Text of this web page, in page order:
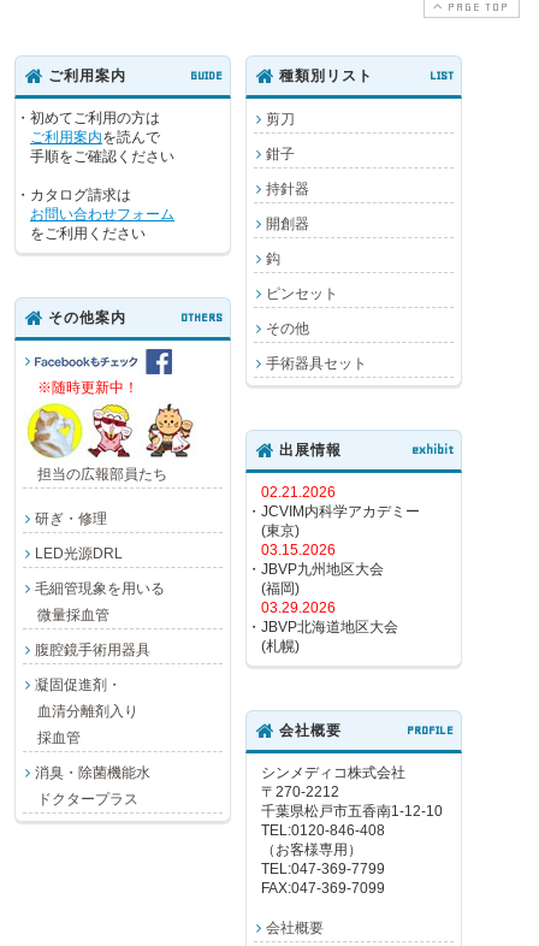
PAGE TOP
ご利用案内 GUIDE
・初めてご利用の方は
ご利用案内を読んで
手順をご確認ください
・カタログ請求は
お問い合わせフォーム
をご利用ください
種類別リスト LIST
剪刀
鉗子
持針器
開創器
鈎
ピンセット
その他
手術器具セット
その他案内 OTHERS
※随時更新中！
担当の広報部員たち
研ぎ・修理
LED光源DRL
毛細管現象を用いる
微量採血管
腹腔鏡手術用器具
凝固促進剤・
血清分離剤入り
採血管
消臭・除菌機能水
ドクタープラス
出展情報 exhibit
02.21.2026
・JCVIM内科学アカデミー
(東京)
03.15.2026
・JBVP九州地区大会
(福岡)
03.29.2026
・JBVP北海道地区大会
(札幌)
会社概要 PROFILE
シンメディコ株式会社
〒270-2212
千葉県松戸市五香南1-12-10
TEL:0120-846-408
（お客様専用）
TEL:047-369-7799
FAX:047-369-7099
会社概要